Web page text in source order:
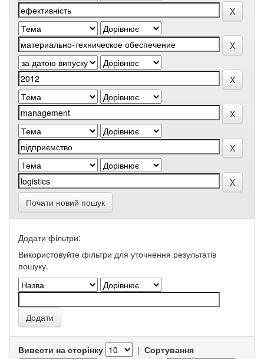
Почати новий пошук
Додати фільтри:
Використовуйте фільтри для уточнення результатів
пошуку.
Вивести на сторінку | Сортування